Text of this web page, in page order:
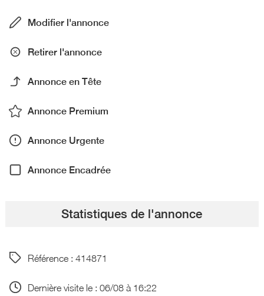
Modifier l'annonce
Retirer l'annonce
Annonce en Tête
Annonce Premium
Annonce Urgente
Annonce Encadrée
Statistiques de l'annonce
Référence : 414871
Dernière visite le : 06/08 à 16:22